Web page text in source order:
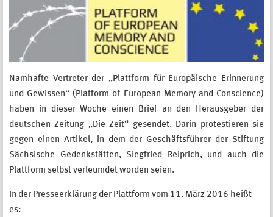
Namhafte Vertreter der „Plattform für Europäische Erinnerung
und Gewissen“ (Platform of European Memory and Conscience)
haben in dieser Woche einen Brief an den Herausgeber der
deutschen Zeitung „Die Zeit“ gesendet. Darin protestieren sie
gegen einen Artikel, in dem der Geschäftsführer der Stiftung
Sächsische Gedenkstätten, Siegfried Reiprich, und auch die
Plattform selbst verleumdet worden seien.
In der Presseerklärung der Plattform vom 11. März 2016 heißt
es: